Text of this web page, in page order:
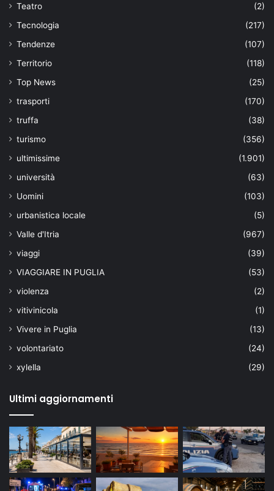
Teatro
(2)
Tecnologia
(217)
Tendenze
(107)
Territorio
(118)
Top News
(25)
trasporti
(170)
truffa
(38)
turismo
(356)
ultimissime
(1.901)
università
(63)
Uomini
(103)
urbanistica locale
(5)
Valle d'Itria
(967)
viaggi
(39)
VIAGGIARE IN PUGLIA
(53)
violenza
(2)
vitivinicola
(1)
Vivere in Puglia
(13)
volontariato
(24)
xylella
(29)
Ultimi aggiornamenti